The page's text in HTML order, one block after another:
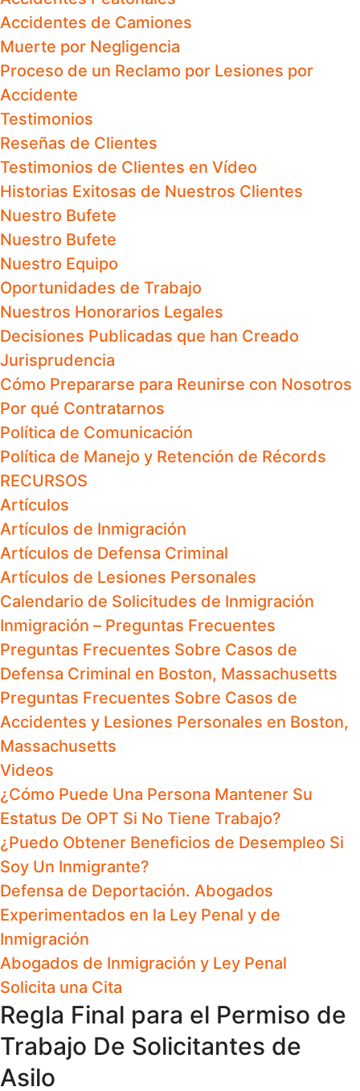
Accidentes de Camiones
Muerte por Negligencia
Proceso de un Reclamo por Lesiones por
Accidente
Testimonios
Reseñas de Clientes
Testimonios de Clientes en Vídeo
Historias Exitosas de Nuestros Clientes
Nuestro Bufete
Nuestro Bufete
Nuestro Equipo
Oportunidades de Trabajo
Nuestros Honorarios Legales
Decisiones Publicadas que han Creado
Jurisprudencia
Cómo Prepararse para Reunirse con Nosotros
Por qué Contratarnos
Política de Comunicación
Política de Manejo y Retención de Récords
RECURSOS
Artículos
Artículos de Inmigración
Artículos de Defensa Criminal
Artículos de Lesiones Personales
Calendario de Solicitudes de Inmigración
Inmigración – Preguntas Frecuentes
Preguntas Frecuentes Sobre Casos de
Defensa Criminal en Boston, Massachusetts
Preguntas Frecuentes Sobre Casos de
Accidentes y Lesiones Personales en Boston,
Massachusetts
Videos
¿Cómo Puede Una Persona Mantener Su
Estatus De OPT Si No Tiene Trabajo?
¿Puedo Obtener Beneficios de Desempleo Si
Soy Un Inmigrante?
Defensa de Deportación. Abogados
Experimentados en la Ley Penal y de
Inmigración
Abogados de Inmigración y Ley Penal
Solicita una Cita
Regla Final para el Permiso de
Trabajo De Solicitantes de
Asilo